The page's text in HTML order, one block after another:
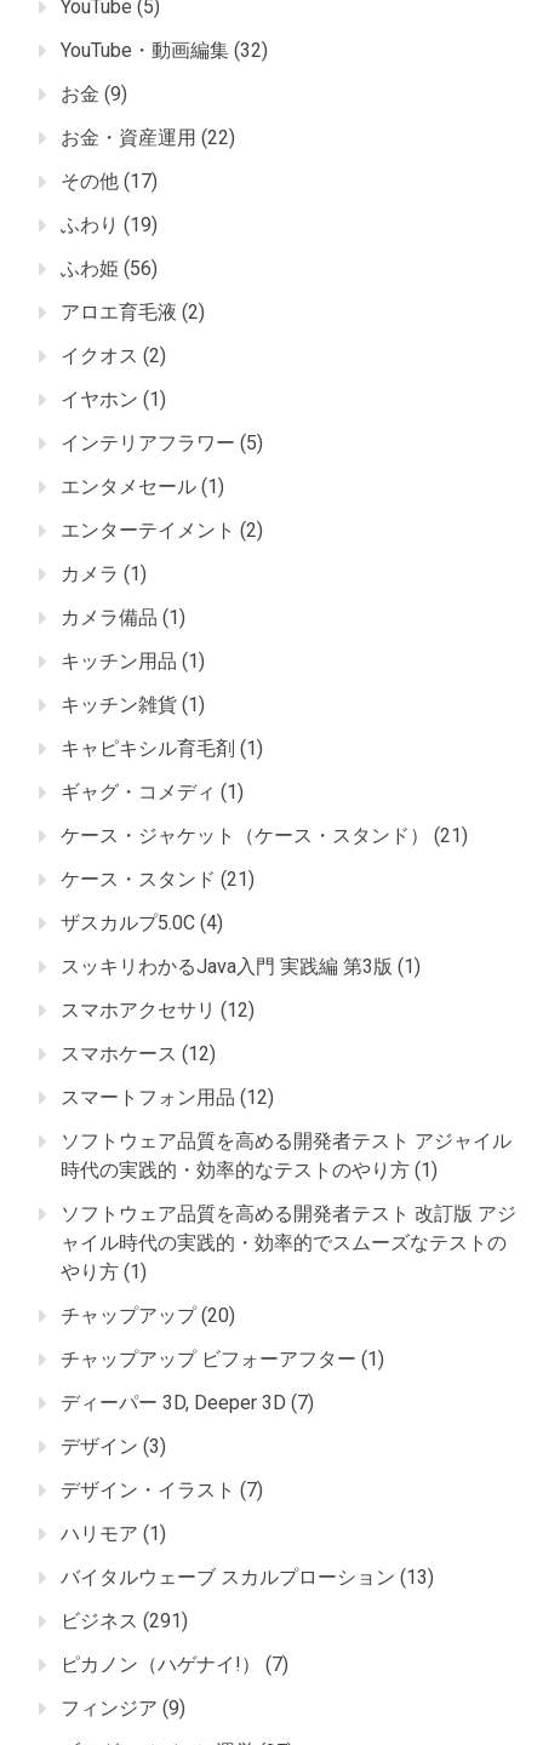
YouTube (5)
YouTube・動画編集 (32)
お金 (9)
お金・資産運用 (22)
その他 (17)
ふわり (19)
ふわ姫 (56)
アロエ育毛液 (2)
イクオス (2)
イヤホン (1)
インテリアフラワー (5)
エンタメセール (1)
エンターテイメント (2)
カメラ (1)
カメラ備品 (1)
キッチン用品 (1)
キッチン雑貨 (1)
キャピキシル育毛剤 (1)
ギャグ・コメディ (1)
ケース・ジャケット（ケース・スタンド）
(21)
ケース・スタンド (21)
ザスカルプ5.0C (4)
スッキリわかるJava入門 実践編 第3版 (1)
スマホアクセサリ (12)
スマホケース (12)
スマートフォン用品 (12)
ソフトウェア品質を高める開発者テスト アジャイル
時代の実践的・効率的なテストのやり方 (1)
ソフトウェア品質を高める開発者テスト 改訂版 アジ
ャイル時代の実践的・効率的でスムーズなテストの
やり方 (1)
チャップアップ(20)
チャップアップ ビフォーアフター (1)
ディーパー 3D, Deeper 3D (7)
デザイン (3)
デザイン・イラスト (7)
ハリモア (1)
バイタルウェーブ スカルプローション (13)
ビジネス (291)
ピカノン（ハゲナイ!）
(7)
フィンジア (9)